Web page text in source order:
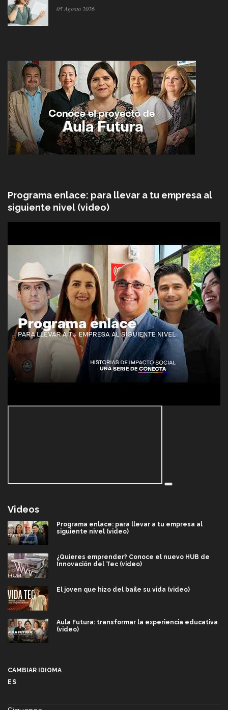
05 Agosto 2026
Programa enlace: para llevar a tu empresa al
siguiente nivel (video)
Videos
Programa enlace: para llevar a tu empresa al
siguiente nivel (video)
¿Quieres emprender? Conoce el nuevo HUB de
Innovación del Tec (video)
El joven que hizo del baile su vida (video)
Aula Futura: transformar la experiencia educativa
(video)
CAMBIAR IDIOMA
ES